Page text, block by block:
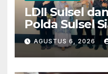
LDII Sulsel
Polda Sulsel
Bakti Sosial
ke-81
AGUSTUS 6, 2026